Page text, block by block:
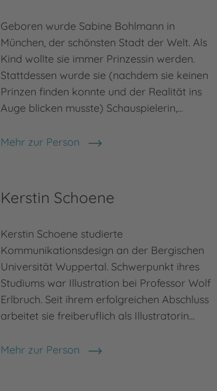
Geboren wurde Sabine Bohlmann in
München, der schönsten Stadt der Welt. Als
Kind wollte sie immer Prinzessin werden.
Stattdessen wurde sie (nachdem sie keinen
Prinzen finden konnte und der Realität ins
Auge blicken musste) Schauspielerin,…
Mehr zur Person
Sabine Bohlmann
Kerstin Schoene
Kerstin Schoene studierte
Kommunikationsdesign an der Bergischen
Universität Wuppertal. Schwerpunkt ihres
Studiums war Illustration bei Professor Wolf
Erlbruch. Seit ihrem erfolgreichen Abschluss
arbeitet sie freiberuflich als Illustratorin…
Mehr zur Person
Kerstin Schoene